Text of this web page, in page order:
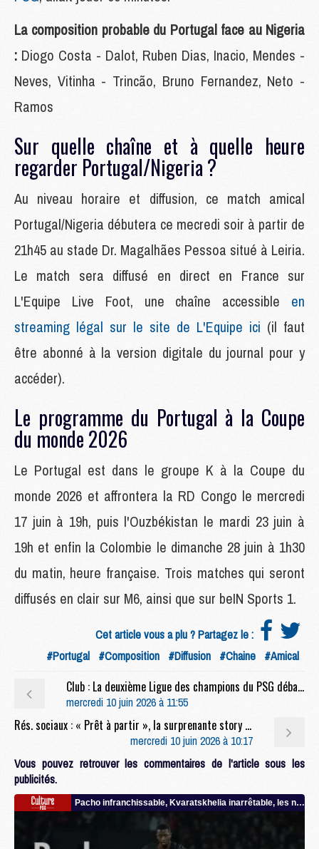
La composition probable du Portugal face au Nigeria
: Diogo Costa - Dalot, Ruben Dias, Inacio, Mendes -
Neves, Vitinha - Trincão, Bruno Fernandez, Neto -
Ramos
Sur quelle chaîne et à quelle heure
regarder Portugal/Nigeria ?
Au niveau horaire et diffusion, ce match amical
Portugal/Nigeria débutera ce mecredi soir à partir de
21h45 au stade Dr. Magalhães Pessoa situé à Leiria.
Le match sera diffusé en direct en France sur
L'Equipe Live Foot, une chaîne accessible en
streaming légal sur le site de L'Equipe ici (il faut
être abonné à la version digitale du journal pour y
accéder).
Le programme du Portugal à la Coupe
du monde 2026
Le Portugal est dans le groupe K à la Coupe du
monde 2026 et affrontera la RD Congo le mercredi
17 juin à 19h, puis l'Ouzbékistan le mardi 23 juin à
19h et enfin la Colombie le dimanche 28 juin à 1h30
du matin, heure française. Trois matches qui seront
diffusés en clair sur M6, ainsi que sur beIN Sports 1.
Cet article vous a plu ? Partagez le :
#Portugal #Composition #Diffusion #Chaine #Amical
Club : La deuxième Ligue des champions du PSG débarque au Parc des Princes
mercredi 10 juin 2026 à 11:55
Rés. sociaux : « Prêt à partir », la surprenante story de plusieurs jeunes du PSG
mercredi 10 juin 2026 à 10:17
Vous pouvez retrouver les commentaires de l'article sous les
publicités.